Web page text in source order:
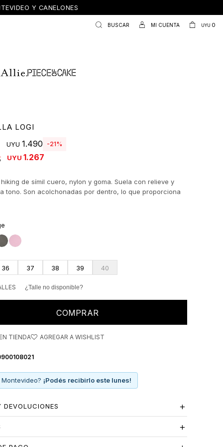
Y CANELONES
UYU 0
LOGI
UYU 1.490
21
UYU 1.267
de símil cuero, nylon y goma. Suela con relieve y
tono. Son acolchonadas por dentro, lo que proporciona
y abrigo.
36 37 38 39 40
¿Talle no disponible?
COMPRAR
TIENDA
Montevideo? ¡Podés recibirlo este lunes!
DEVOLUCIONES